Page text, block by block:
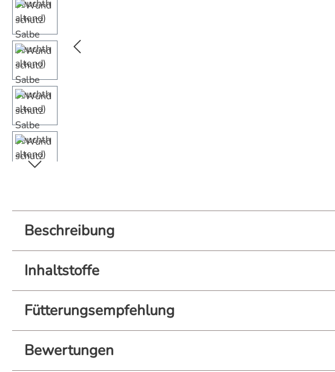
Beschreibung
Inhaltstoffe
Fütterungsempfehlung
Bewertungen